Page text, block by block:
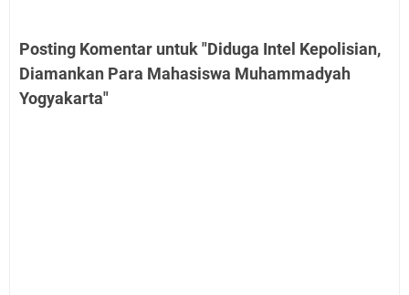
Posting Komentar untuk "Diduga Intel Kepolisian,
Diamankan Para Mahasiswa Muhammadyah
Yogyakarta"